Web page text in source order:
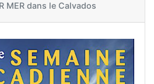
MER dans le Calvados